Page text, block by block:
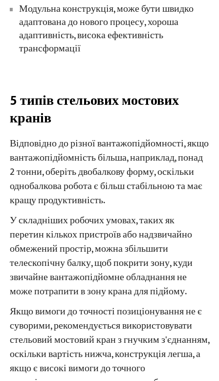
Модульна конструкція, може бути швидко
адаптована до нового процесу, хороша
адаптивність, висока ефективність
трансформації
5 типів стельових мостових
кранів
Відповідно до різної вантажопідйомності, якщо
вантажопідйомність більша, наприклад, понад
2 тонни, оберіть двобалкову форму, оскільки
однобалкова робота є більш стабільною та має
кращу продуктивність.
У складніших робочих умовах, таких як
перетин кількох пристроїв або надзвичайно
обмежений простір, можна збільшити
телескопічну балку, щоб покрити зону, куди
звичайне вантажопідйомне обладнання не
може потрапити в зону крана для підйому.
Якщо вимоги до точності позиціонування не є
суворими, рекомендується використовувати
стельовий мостовий кран з гнучким з'єднанням,
оскільки вартість нижча, конструкція легша, а
якщо є високі вимоги до точного